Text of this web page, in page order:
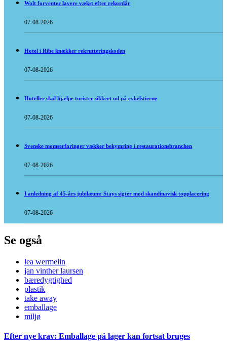
Wolt forventer lavere vækst efter rekordår
07-08-2026
Hotel i Ribe knækker rekrutteringskoden
07-08-2026
Hoteller skal hjælpe turister sikkert ud på cykelstierne
07-08-2026
Svenske momserfaringer vækker bekymring i restaurationsbranchen
07-08-2026
I anledning af 45-års jubilæum: Stays sigter mod skandinavisk topplacering
07-08-2026
Se også
lea wermelin
jan vinther laursen
bæredygtighed
plastik
take away
emballage
miljø
Efter nye krav: Emballage på lager kan fortsat bruges